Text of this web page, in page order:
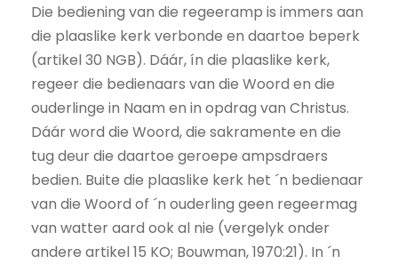
Die bediening van die regeeramp is immers aan
die plaaslike kerk verbonde en daartoe beperk
(artikel 30 NGB). Dáár, ín die plaaslike kerk,
regeer die bedienaars van die Woord en die
ouderlinge in Naam en in opdrag van Christus.
Dáár word die Woord, die sakramente en die
tug deur die daartoe geroepe ampsdraers
bedien. Buite die plaaslike kerk het ´n bedienaar
van die Woord of ´n ouderling geen regeermag
van watter aard ook al nie (vergelyk onder
andere artikel 15 KO; Bouwman, 1970:21). In ´n